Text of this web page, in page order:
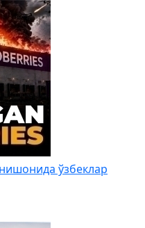
ўзбеклар